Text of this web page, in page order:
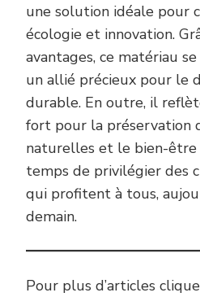
une solution idéale pour
écologie et innovation.
avantages, ce matériau
un allié précieux pour le
durable. En outre, il
fort pour la préservation
naturelles et le bien-être
temps de privilégier des
qui profitent à tous,
demain.
Pour plus d’articles